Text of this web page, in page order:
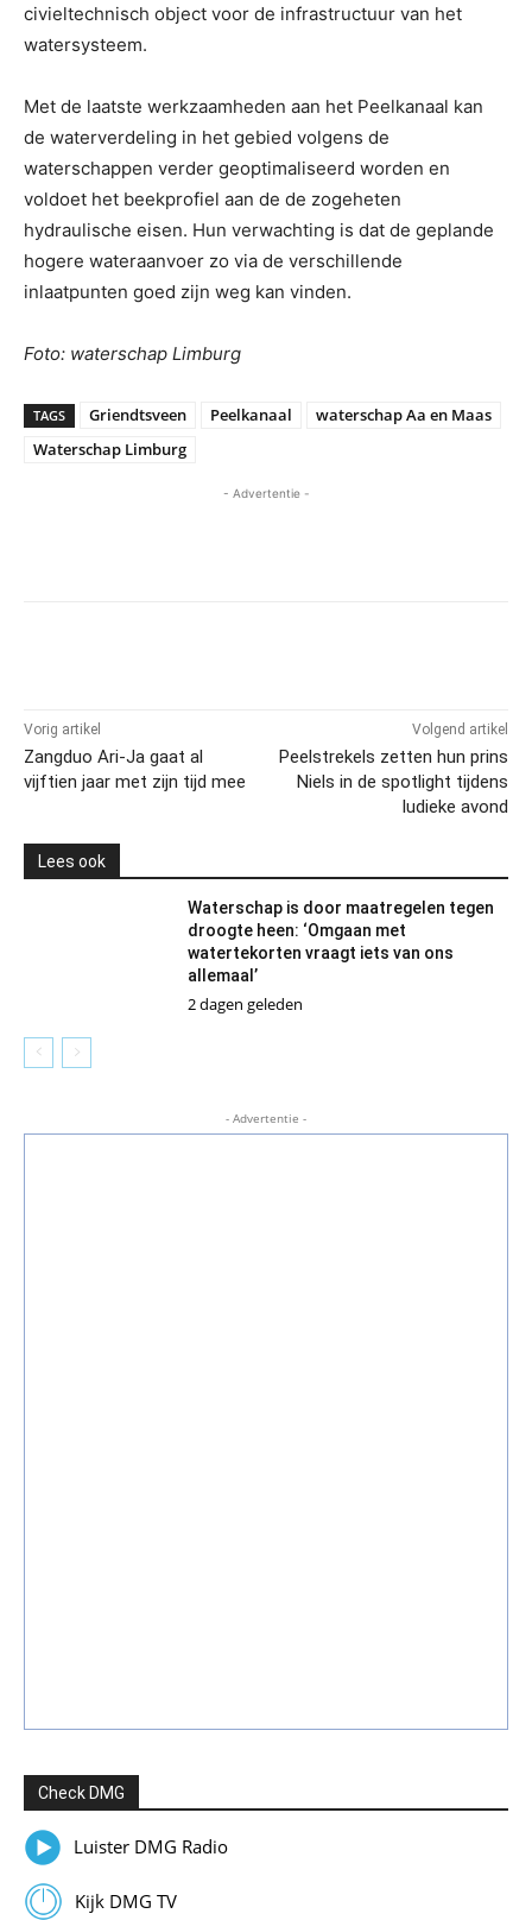
civieltechnisch object voor de infrastructuur van het
watersysteem.
Met de laatste werkzaamheden aan het Peelkanaal kan
de waterverdeling in het gebied volgens de
waterschappen verder geoptimaliseerd worden en
voldoet het beekprofiel aan de de zogeheten
hydraulische eisen. Hun verwachting is dat de geplande
hogere wateraanvoer zo via de verschillende
inlaatpunten goed zijn weg kan vinden.
Foto: waterschap Limburg
TAGS Griendtsveen Peelkanaal
waterschap Aa en Maas
Waterschap Limburg
- Advertentie -
Vorig artikel
Zangduo Ari-Ja gaat al
vijftien jaar met zijn tijd mee
Volgend artikel
Peelstrekels zetten hun prins
Niels in de spotlight tijdens
ludieke avond
Lees ook
Waterschap is door maatregelen tegen
droogte heen: ‘Omgaan met
watertekorten vraagt iets van ons
allemaal’
2 dagen geleden
- Advertentie -
Check DMG
Luister DMG Radio
Kijk DMG TV